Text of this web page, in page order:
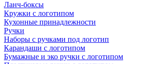
Ланч-боксы
Кружки с логотипом
Кухонные принадлежности
Ручки
Наборы с ручками под логотип
Карандаши с логотипом
Бумажные и эко ручки с логотипом